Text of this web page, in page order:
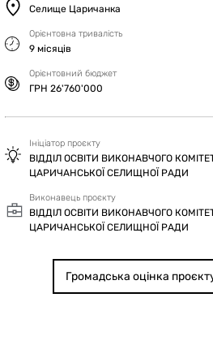
Селище Царичанка
Орієнтовна тривалість
9 місяців
Орієнтовний бюджет
ГРН 26'760'000
Ініціатор проєкту
ВІДДІЛ ОСВІТИ ВИКОНАВЧОГО
ЦАРИЧАНСЬКОЇ СЕЛИЩНОЇ РАДИ
Виконавець проєкту
ВІДДІЛ ОСВІТИ ВИКОНАВЧОГО
ЦАРИЧАНСЬКОЇ СЕЛИЩНОЇ РАДИ
Громадська оцінка